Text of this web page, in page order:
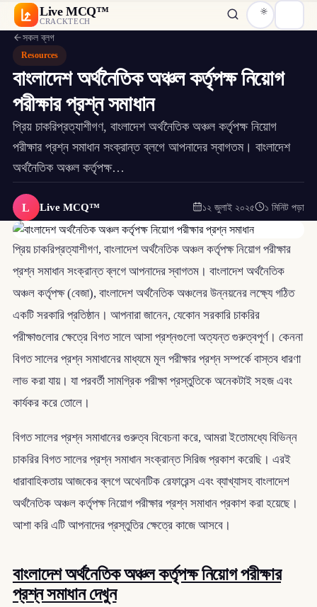
Live MCQ™
CRACKTECH
সকল ব্লগ
Resources
বাংলাদেশ অর্থনৈতিক অঞ্চল কর্তৃপক্ষ নিয়োগ
পরীক্ষার প্রশ্ন সমাধান
প্রিয় চাকরিপ্রত্যাশীগণ, বাংলাদেশ অর্থনৈতিক অঞ্চল কর্তৃপক্ষ নিয়োগ
পরীক্ষার প্রশ্ন সমাধান সংক্রান্ত ব্লগে আপনাদের স্বাগতম। বাংলাদেশ
অর্থনৈতিক অঞ্চল কর্তৃপক্ষ…
L Live MCQ™ ১২ জুলাই ২০২৫ ১ মিনিট পড়া
প্রিয় চাকরিপ্রত্যাশীগণ, বাংলাদেশ অর্থনৈতিক অঞ্চল কর্তৃপক্ষ নিয়োগ পরীক্ষার
প্রশ্ন সমাধান সংক্রান্ত ব্লগে আপনাদের স্বাগতম। বাংলাদেশ অর্থনৈতিক
অঞ্চল কর্তৃপক্ষ (বেজা), বাংলাদেশ অর্থনৈতিক অঞ্চলের উন্নয়নের লক্ষ্যে গঠিত
একটি সরকারি প্রতিষ্ঠান। আপনারা জানেন, যেকোন সরকারি চাকরির
পরীক্ষাগুলোর ক্ষেত্রে বিগত সালে আসা প্রশ্নগুলো অত্যন্ত গুরুত্বপূর্ণ। কেননা
বিগত সালের প্রশ্ন সমাধানের মাধ্যমে মূল পরীক্ষার প্রশ্ন সম্পর্কে বাস্তব ধারণা
লাভ করা যায়। যা পরবর্তী সামগ্রিক পরীক্ষা প্রস্তুতিকে অনেকটাই সহজ এবং
কার্যকর করে তোলে।
বিগত সালের প্রশ্ন সমাধানের গুরুত্ব বিবেচনা করে, আমরা ইতোমধ্যে বিভিন্ন
চাকরির বিগত সালের প্রশ্ন সমাধান সংক্রান্ত সিরিজ প্রকাশ করেছি। এরই
ধারাবাহিকতায় আজকের ব্লগে অথেনটিক রেফারেন্স এবং ব্যাখ্যাসহ বাংলাদেশ
অর্থনৈতিক অঞ্চল কর্তৃপক্ষ নিয়োগ পরীক্ষার প্রশ্ন সমাধান প্রকাশ করা হয়েছে।
আশা করি এটি আপনাদের প্রস্তুতির ক্ষেত্রে কাজে আসবে।
বাংলাদেশ অর্থনৈতিক অঞ্চল কর্তৃপক্ষ নিয়োগ পরীক্ষার
প্রশ্ন সমাধান দেখুন